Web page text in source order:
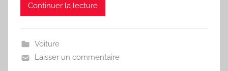
Continuer la lecture
Voiture
Laisser un commentaire